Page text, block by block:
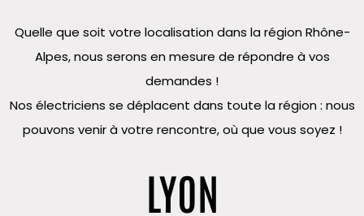
Quelle que soit votre localisation dans la région Rhône-
Alpes, nous serons en mesure de répondre à vos
demandes !
Nos électriciens se déplacent dans toute la région : nous
pouvons venir à votre rencontre, où que vous soyez !
LYON